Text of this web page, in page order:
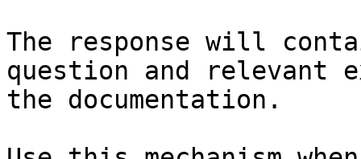
The response will
question and relevant
the documentation.